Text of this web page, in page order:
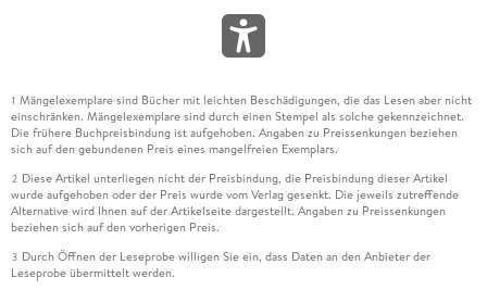
1 Mängelexemplare sind Bücher mit leichten Beschädigungen, die das Lesen aber nicht
einschränken. Mängelexemplare sind durch einen Stempel als solche gekennzeichnet.
Die frühere Buchpreisbindung ist aufgehoben. Angaben zu Preissenkungen beziehen
sich auf den gebundenen Preis eines mangelfreien Exemplars.
2 Diese Artikel unterliegen nicht der Preisbindung, die Preisbindung dieser Artikel
wurde aufgehoben oder der Preis wurde vom Verlag gesenkt. Die jeweils zutreffende
Alternative wird Ihnen auf der Artikelseite dargestellt. Angaben zu Preissenkungen
beziehen sich auf den vorherigen Preis.
3 Durch Öffnen der Leseprobe willigen Sie ein, dass Daten an den Anbieter der
Leseprobe übermittelt werden.